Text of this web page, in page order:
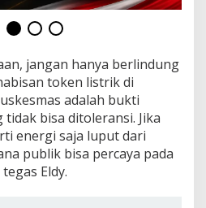
jangan hanya berlindung
token listrik di
adalah bukti
bisa ditoleransi. Jika
energi saja luput dari
publik bisa percaya pada
Eldy.